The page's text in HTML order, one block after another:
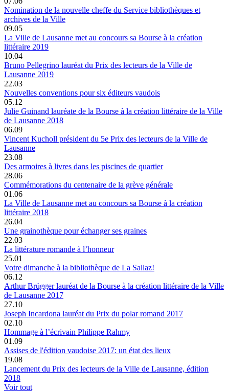
Nomination de la nouvelle cheffe du Service bibliothèques et
archives de la Ville
09.05
La Ville de Lausanne met au concours sa Bourse à la création
littéraire 2019
10.04
Bruno Pellegrino lauréat du Prix des lecteurs de la Ville de
Lausanne 2019
22.03
Nouvelles conventions pour six éditeurs vaudois
05.12
Julie Guinand lauréate de la Bourse à la création littéraire de la Ville
de Lausanne 2018
06.09
Vincent Kucholl président du 5e Prix des lecteurs de la Ville de
Lausanne
23.08
Des armoires à livres dans les piscines de quartier
28.06
Commémorations du centenaire de la grève générale
01.06
La Ville de Lausanne met au concours sa Bourse à la création
littéraire 2018
26.04
Une grainothèque pour échanger ses graines
22.03
La littérature romande à l’honneur
25.01
Votre dimanche à la bibliothèque de La Sallaz!
06.12
Arthur Brügger lauréat de la Bourse à la création littéraire de la Ville
de Lausanne 2017
27.10
Joseph Incardona lauréat du Prix du polar romand 2017
02.10
Hommage à l’écrivain Philippe Rahmy
01.09
Assises de l'édition vaudoise 2017: un état des lieux
19.08
Lancement du Prix des lecteurs de la Ville de Lausanne, édition
2018
Voir tout